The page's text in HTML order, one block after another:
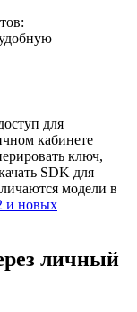
для
кабинете
ключ,
SDK для
модели в
и новых
личный